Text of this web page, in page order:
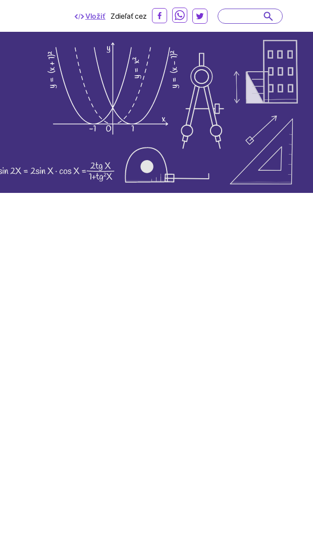
Vložiť Zdieľať cez